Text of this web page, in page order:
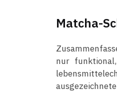
Matcha-
nur